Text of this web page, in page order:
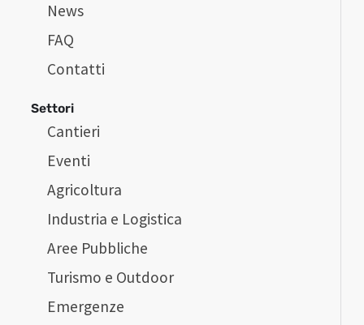
News
FAQ
Contatti
Settori
Cantieri
Eventi
Agricoltura
Industria e Logistica
Aree Pubbliche
Turismo e Outdoor
Emergenze